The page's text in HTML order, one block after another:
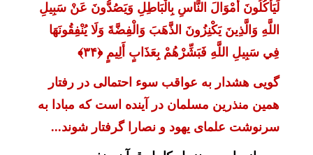
لَيَأْكُلُونَ أَمْوَالَ النَّاسِ بِالْبَاطِلِ وَيَصُدُّونَ عَنْ سَبِيلِ
اللَّهِ وَالَّذِينَ يَكْنِزُونَ الذَّهَبَ وَالْفِضَّةَ وَلَا يُنْفِقُونَهَا
فِي سَبِيلِ اللَّهِ فَبَشِّرْهُمْ بِعَذَابٍ أَلِيمٍ ﴿۳۴﴾
گویی هشدار به عواقب سوء احتمالی در رفتار
همین منذرین مسلمان در آینده است که مبادا به
سرنوشت علمای یهود و نصارا گرفتار شوند...